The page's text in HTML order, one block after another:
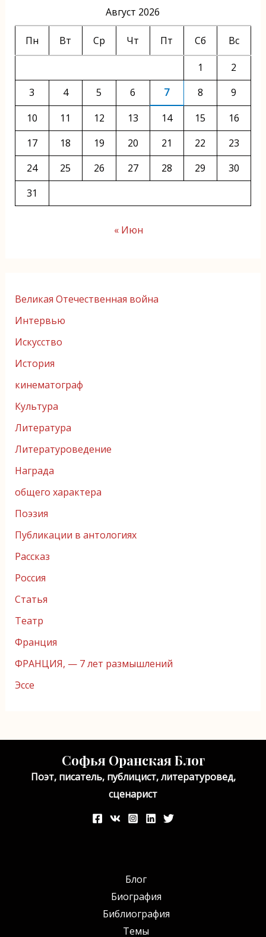
Август 2026
Пн Вт Ср Чт Пт Сб Вс
1
2
3
4 5 6 7 8
9
10
11 12 13 14 15
16
17
18 19 20 21 22
23
24
25 26 27 28 29
30
31
« Июн
Великая Отечественная война
Интервью
Искусство
История
кинематограф
Культура
Литература
Литературоведение
Награда
общего характера
Поэзия
Публикации в антологиях
Рассказ
Россия
Статья
Театр
Франция
ФРАНЦИЯ, — 7 лет размышлений
Эссе
Софья Оранская Блог
Поэт, писатель, публицист, литературовед,
сценарист
Блог
Биография
Библиография
Темы